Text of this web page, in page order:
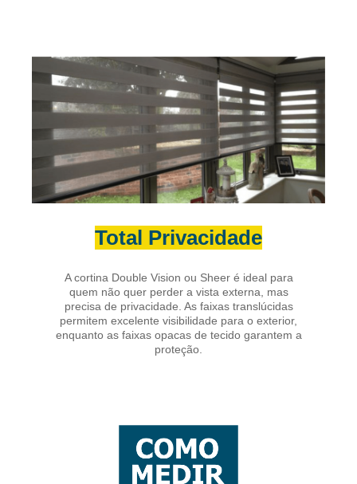
Total Privacidade
A cortina Double Vision ou Sheer é ideal para
quem não quer perder a vista externa, mas
precisa de privacidade. As faixas translúcidas
permitem excelente visibilidade para o exterior,
enquanto as faixas opacas de tecido garantem a
proteção.